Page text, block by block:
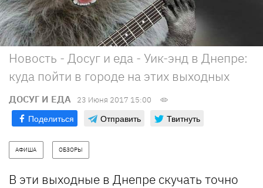
Новость - Досуг и еда - Уик-энд в Днепре:
куда пойти в городе на этих выходных
ДОСУГ И ЕДА 23 Июня 2017 15:00
Поделиться Отправить Твитнуть
АФИША ОБЗОРЫ
В эти выходные в Днепре скучать точно